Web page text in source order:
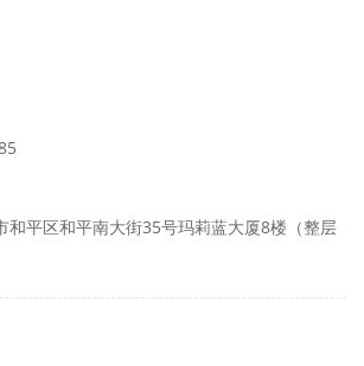
和平区和平南大街35号玛莉蓝大厦8楼（整层